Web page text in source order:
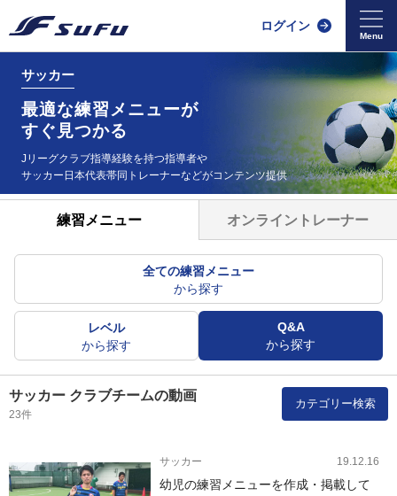
ログイン
サッカー
最適な練習メニューが
すぐ見つかる
Jリーグクラブ指導経験を持つ指導者や
サッカー日本代表帯同 トレーナーなどがコンテンツ提供
練習メニュー オンライントレーナー
全ての練習メニュー
から探す
レベル
から探す
Q&A
から探す
サッカー クラブチームの動画
23件
カテゴリー検索
サッカー 19.12.16
幼児の練習メニューを作成・掲載して